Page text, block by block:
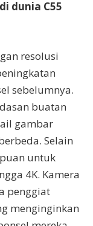
dunia C55
resolusi
sebelumnya.
buatan
gambar
Selain
untuk
4K. Kamera
penggiat
menginginkan